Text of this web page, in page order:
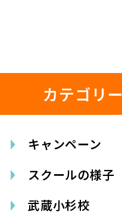
カテゴリー
キャンペーン
スクールの様子
武蔵小杉校